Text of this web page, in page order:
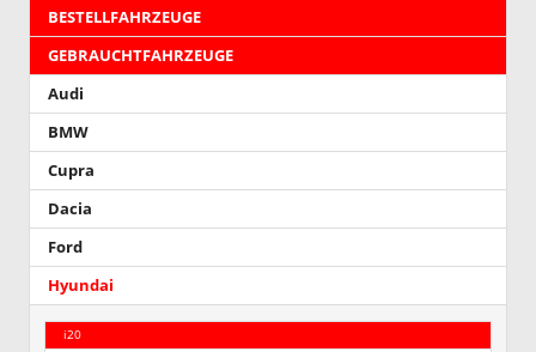
BESTELLFAHRZEUGE
GEBRAUCHTFAHRZEUGE
Audi
BMW
Cupra
Dacia
Ford
Hyundai
i20